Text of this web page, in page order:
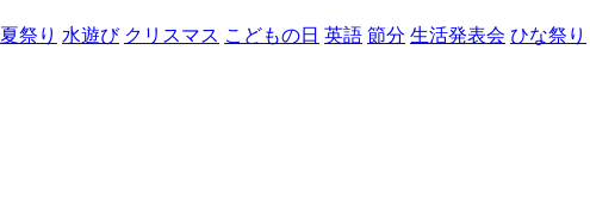
夏祭り 水遊び クリスマス こどもの日 英語 節分 生活発表会 ひな祭り